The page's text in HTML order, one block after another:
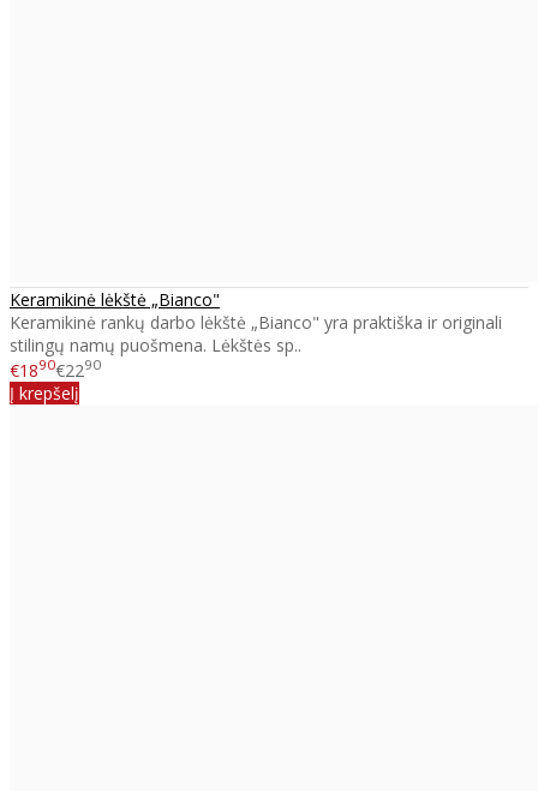
Keramikinė lėkštė „Bianco"
Keramikinė rankų darbo lėkštė „Bianco" yra praktiška ir originali
stilingų namų puošmena. Lėkštės sp..
€1890€2290
Į krepšelį